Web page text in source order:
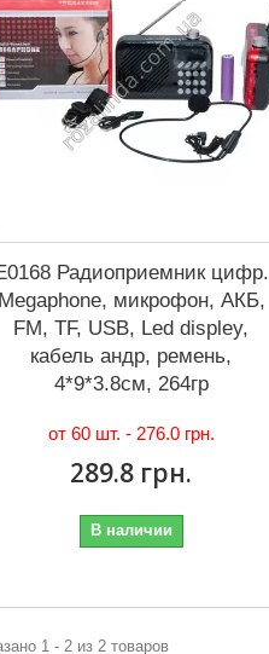
Радиоприемник цифр.
Megaphone, микрофон, АКБ,
FM, TF, USB, Led displey,
кабель андр, ремень,
4*9*3.8см, 264гр
от 60 шт. - 276.0 грн.
289.8 грн.
В наличии
1 - 2 из 2 товаров